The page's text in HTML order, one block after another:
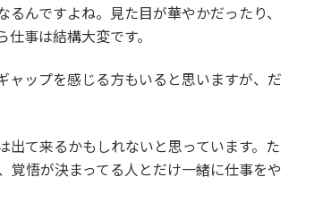
んですよね。見た目が華やかだったり、
事は結構大変です。
ャップを感じる方もいると思いますが、だ
て来るかもしれないと思っています。た
悟が決まってる人とだけ一緒に仕事をや